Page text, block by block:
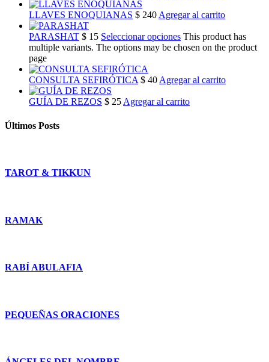
LLAVES ENOQUIANAS $ 240 Agregar al carrito
PARASHAT $ 15 Seleccionar opciones This product has
multiple variants. The options may be chosen on the product
page
CONSULTA SEFIRÓTICA $ 40 Agregar al carrito
GUÍA DE REZOS $ 25 Agregar al carrito
Últimos Posts
TAROT & TIKKUN
RAMAK
RABÍ ABULAFIA
PEQUEÑAS ORACIONES